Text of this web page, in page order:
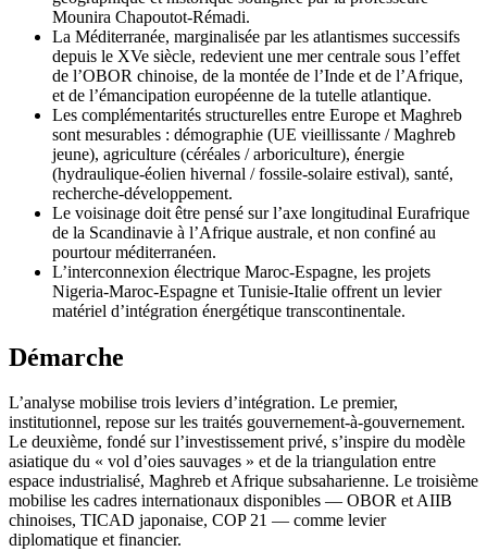
Mounira Chapoutot-Rémadi.
La Méditerranée, marginalisée par les atlantismes successifs
depuis le XVe siècle, redevient une mer centrale sous l’effet
de l’OBOR chinoise, de la montée de l’Inde et de l’Afrique,
et de l’émancipation européenne de la tutelle atlantique.
Les complémentarités structurelles entre Europe et Maghreb
sont mesurables : démographie (UE vieillissante / Maghreb
jeune), agriculture (céréales / arboriculture), énergie
(hydraulique-éolien hivernal / fossile-solaire estival), santé,
recherche-développement.
Le voisinage doit être pensé sur l’axe longitudinal Eurafrique
de la Scandinavie à l’Afrique australe, et non confiné au
pourtour méditerranéen.
L’interconnexion électrique Maroc-Espagne, les projets
Nigeria-Maroc-Espagne et Tunisie-Italie offrent un levier
matériel d’intégration énergétique transcontinentale.
Démarche
L’analyse mobilise trois leviers d’intégration. Le premier,
institutionnel, repose sur les traités gouvernement-à-gouvernement.
Le deuxième, fondé sur l’investissement privé, s’inspire du modèle
asiatique du « vol d’oies sauvages » et de la triangulation entre
espace industrialisé, Maghreb et Afrique subsaharienne. Le troisième
mobilise les cadres internationaux disponibles — OBOR et AIIB
chinoises, TICAD japonaise, COP 21 — comme levier
diplomatique et financier.